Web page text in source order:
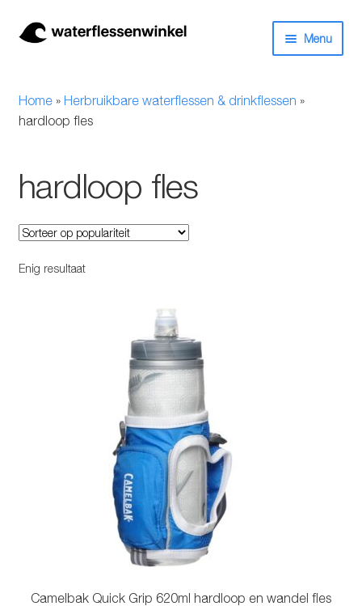
Ga
Ga
Menu
Bidons
Broodtrommels & lunchboxen
Herbruikbare boterhamzakjes
Aanbiedingen
Home» Herbruikbare waterflessen & drinkflessen »
hardloop fles
hardloop fles
Enig resultaat
Camelbak Quick Grip 620ml hardloop en wandel fles